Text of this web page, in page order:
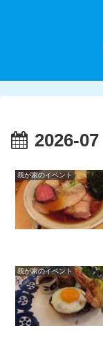
2026-07
我が家のイベント
我が家のイベント